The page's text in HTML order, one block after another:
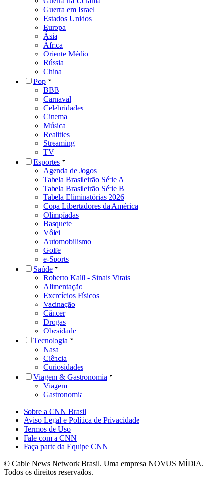
Guerra em Israel
Estados Unidos
Europa
Ásia
África
Oriente Médio
Rússia
China
Pop
BBB
Carnaval
Celebridades
Cinema
Música
Realities
Streaming
TV
Esportes
Agenda de Jogos
Tabela Brasileirão Série A
Tabela Brasileirão Série B
Tabela Eliminatórias 2026
Copa Libertadores da América
Olimpíadas
Basquete
Vôlei
Automobilismo
Golfe
e-Sports
Saúde
Roberto Kalil - Sinais Vitais
Alimentação
Exercícios Físicos
Vacinação
Câncer
Drogas
Obesidade
Tecnologia
Nasa
Ciência
Curiosidades
Viagem & Gastronomia
Viagem
Gastronomia
Sobre a CNN Brasil
Aviso Legal e Política de Privacidade
Termos de Uso
Fale com a CNN
Faça parte da Equipe CNN
© Cable News Network Brasil. Uma empresa NOVUS MÍDIA.
Todos os direitos reservados.